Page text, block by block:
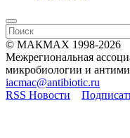
© МАКМАХ 1998-2026
Межрегиональная
микробиологии и
iacmac@antibiotic.ru
RSS Новости